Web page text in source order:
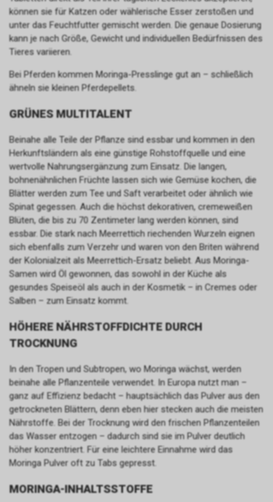
können sie für Katzen oder wählerische Esser zerstoßen und
unter das Feuchtfutter gemischt werden. Die genaue Dosierung
kann je nach Größe, Gewicht und individuellen Bedürfnissen des
Tieres variieren.
Bei Pferden kommen Moringa-Presslinge gut an – schließlich
ähneln sie kleinen Pferdepellets.
GRÜNES MULTITALENT
Beinahe alle Teile der Pflanze sind essbar und kommen in den
Herkunftsländern als eine günstige Rohstoffquelle und eine
wertvolle Nahrungsergänzung zum Einsatz. Die langen,
bohnenähnlichen Früchte lassen sich wie Gemüse kochen, die
Blätter werden zum Tee und Saft verarbeitet oder ähnlich wie
Spinat gegessen. Auch die höchst dekorativen, cremeweißen
Blüten, die bis zu 70 Zentimeter lang werden können, sind
essbar. Die stark nach Meerrettich riechenden Wurzeln eignen
sich ebenfalls zum Verzehr und waren von den Briten während
der Kolonialzeit als Meerrettich-Ersatz beliebt. Aus Moringa-
Samen wird Öl gewonnen, das sowohl in der Küche als
gesundes Speiseöl als auch in der Kosmetik – in Cremes oder
Salben – zum Einsatz kommt.
HÖHERE NÄHRSTOFFDICHTE DURCH
TROCKNUNG
In den Tropen und Subtropen, wo Moringa wächst, werden
beinahe alle Pflanzenteile verwendet. In Europa nutzt man –
ganz auf Effizienz bedacht – hauptsächlich das Pulver aus den
getrockneten Blättern, denn eben hier stecken auch die meisten
Nährstoffe. Bei der Trocknung wird den frischen Pflanzenteilen
das Wasser entzogen – dadurch sind sie im Pulver deutlich
höher konzentriert. Für eine leichtere Einnahme wird das
Moringa Pulver oft zu Tabs gepresst.
MORINGA-INHALTSSTOFFE